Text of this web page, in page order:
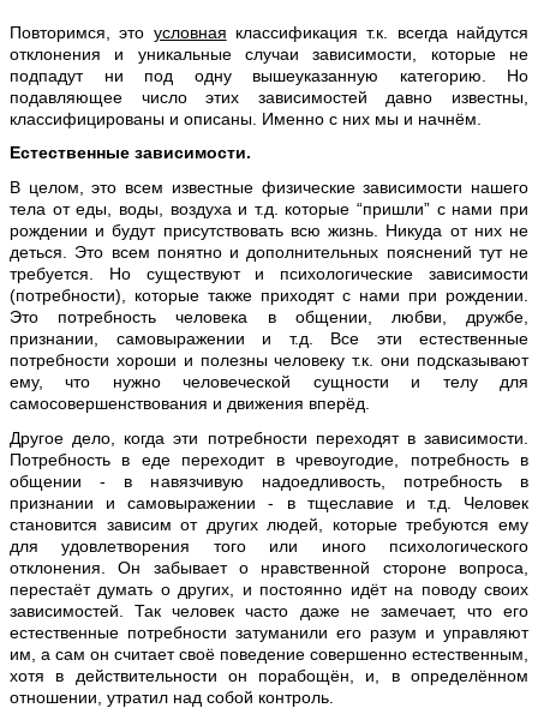
Повторимся, это условная классификация т.к. всегда найдутся
отклонения и уникальные случаи зависимости, которые не
подпадут ни под одну вышеуказанную категорию. Но
подавляющее число этих зависимостей давно известны,
классифицированы и описаны. Именно с них мы и начнём.
Естественные зависимости.
В целом, это всем известные физические зависимости нашего
тела от еды, воды, воздуха и т.д. которые “пришли” с нами при
рождении и будут присутствовать всю жизнь. Никуда от них не
деться. Это всем понятно и дополнительных пояснений тут не
требуется. Но существуют и психологические зависимости
(потребности), которые также приходят с нами при рождении.
Это потребность человека в общении, любви, дружбе,
признании, самовыражении и т.д. Все эти естественные
потребности хороши и полезны человеку т.к. они подсказывают
ему, что нужно человеческой сущности и телу для
самосовершенствования и движения вперёд.
Другое дело, когда эти потребности переходят в зависимости.
Потребность в еде переходит в чревоугодие, потребность в
общении - в навязчивую надоедливость, потребность в
признании и самовыражении - в тщеславие и т.д. Человек
становится зависим от других людей, которые требуются ему
для удовлетворения того или иного психологического
отклонения. Он забывает о нравственной стороне вопроса,
перестаёт думать о других, и постоянно идёт на поводу своих
зависимостей. Так человек часто даже не замечает, что его
естественные потребности затуманили его разум и управляют
им, а сам он считает своё поведение совершенно естественным,
хотя в действительности он порабощён, и, в определённом
отношении, утратил над собой контроль.